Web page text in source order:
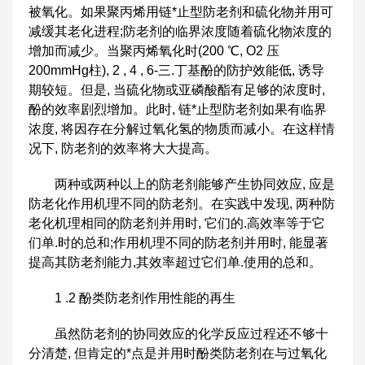
被氧化。如果聚丙烯用链*止型防老剂和硫化物并用可
减缓其老化进程;防老剂的临界浓度随着硫化物浓度的
增加而减少。当聚丙烯氧化时(200 ℃, O2 压
200mmHg柱), 2 , 4 , 6-三.丁基酚的防护效能低, 诱导
期较短。但是, 当硫化物或亚磷酸酯有足够的浓度时,
酚的效率剧烈增加。此时, 链*止型防老剂如果有临界
浓度, 将因存在分解过氧化氢的物质而减小。在这样情
况下, 防老剂的效率将大大提高。
两种或两种以上的防老剂能够产生协同效应, 应是
防老化作用机理不同的防老剂。在实践中发现, 两种防
老化机理相同的防老剂并用时, 它们的.高效率等于它
们单.时的总和;作用机理不同的防老剂并用时, 能显著
提高其防老剂能力,其效率超过它们单.使用的总和。
1 .2 酚类防老剂作用性能的再生
虽然防老剂的协同效应的化学反应过程还不够十
分清楚, 但肯定的*点是并用时酚类防老剂在与过氧化